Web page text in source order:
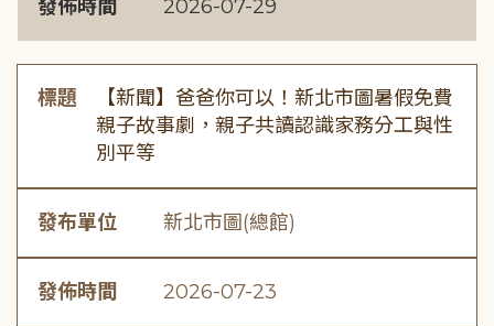
發佈時間 2026-07-29
標題
【新聞】爸爸你可以！新北市圖暑假免費
親子故事劇，親子共讀認識家務分工與性
別平等
發布單位 新北市圖(總館)
發佈時間 2026-07-23